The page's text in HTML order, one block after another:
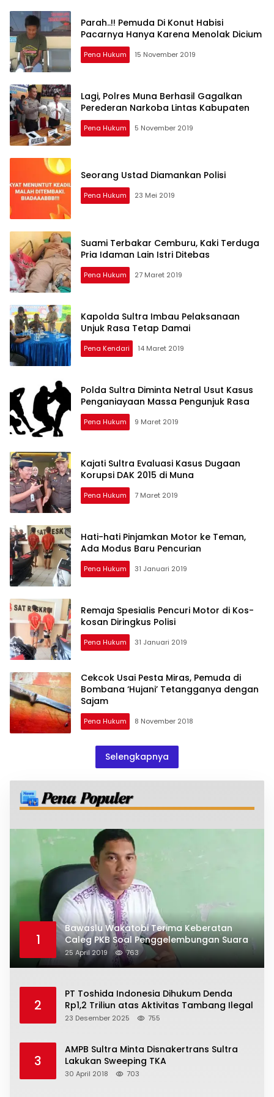
Parah..!! Pemuda Di Konut Habisi
Pacarnya Hanya Karena Menolak Dicium
Pena Hukum 15 November 2019
Lagi, Polres Muna Berhasil Gagalkan
Perederan Narkoba Lintas Kabupaten
Pena Hukum 5 November 2019
Seorang Ustad Diamankan Polisi
Pena Hukum 23 Mei 2019
Suami Terbakar Cemburu, Kaki Terduga
Pria Idaman Lain Istri Ditebas
Pena Hukum 27 Maret 2019
Kapolda Sultra Imbau Pelaksanaan
Unjuk Rasa Tetap Damai
Pena Kendari 14 Maret 2019
Polda Sultra Diminta Netral Usut Kasus
Penganiayaan Massa Pengunjuk Rasa
Pena Hukum 9 Maret 2019
Kajati Sultra Evaluasi Kasus Dugaan
Korupsi DAK 2015 di Muna
Pena Hukum 7 Maret 2019
Hati-hati Pinjamkan Motor ke Teman,
Ada Modus Baru Pencurian
Pena Hukum 31 Januari 2019
Remaja Spesialis Pencuri Motor di Kos-
kosan Diringkus Polisi
Pena Hukum 31 Januari 2019
Cekcok Usai Pesta Miras, Pemuda di
Bombana ‘Hujani’ Tetangganya dengan
Sajam
Pena Hukum 8 November 2018
Selengkapnya
1
Bawaslu Wakatobi Terima Keberatan
Caleg PKB Soal Penggelembungan Suara
25 April 2019 763
2
PT Toshida Indonesia Dihukum Denda
Rp1,2 Triliun atas Aktivitas Tambang Ilegal
23 Desember 2025 755
3
AMPB Sultra Minta Disnakertrans Sultra
Lakukan Sweeping TKA
30 April 2018 703